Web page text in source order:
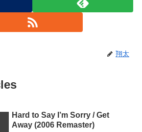
翔太
Hard to Say I’m Sorry / Get
Away (2006 Remaster)